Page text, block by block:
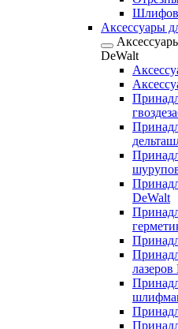
Аксессуары
DeWalt
DeWalt
лазеров